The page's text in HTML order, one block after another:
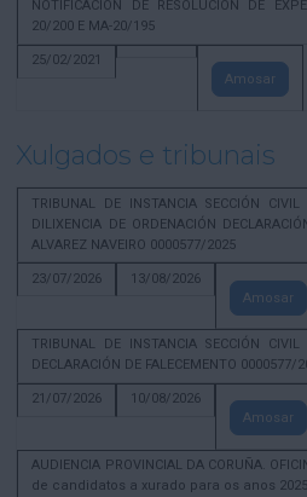
NOTIFICACION DE RESOLUCION DE
20/200 E MA-20/195
25/02/2021
Amosar
Xulgados e tribunais
TRIBUNAL DE INSTANCIA SECCIÓN
DILIXENCIA DE ORDENACIÓN
ALVAREZ NAVEIRO 0000577/2025
23/07/2026
13/08/2026
Amosar
TRIBUNAL DE INSTANCIA SECCIÓN
DECLARACIÓN DE FALECEMENTO 0000577/
21/07/2026
10/08/2026
Amosar
AUDIENCIA PROVINCIAL DA CORUÑA.
de candidatos a xurado para os anos